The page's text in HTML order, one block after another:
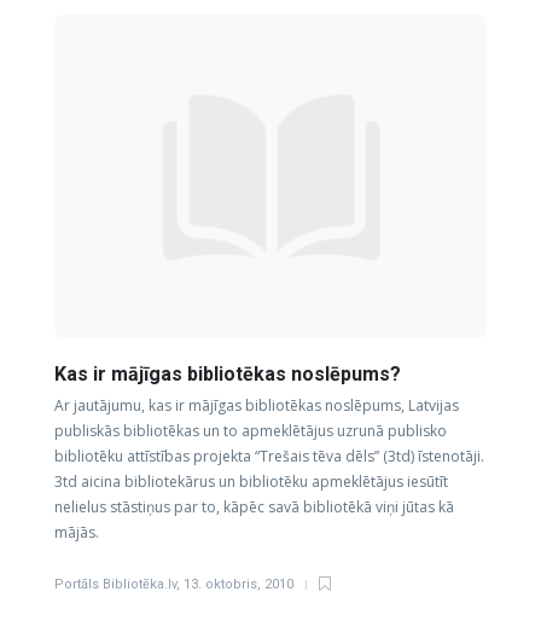
Kas ir mājīgas bibliotēkas noslēpums?
Ar jautājumu, kas ir mājīgas bibliotēkas noslēpums, Latvijas
publiskās bibliotēkas un to apmeklētājus uzrunā publisko
bibliotēku attīstības projekta “Trešais tēva dēls” (3td) īstenotāji.
3td aicina bibliotekārus un bibliotēku apmeklētājus iesūtīt
nelielus stāstiņus par to, kāpēc savā bibliotēkā viņi jūtas kā
mājās.
Portāls Bibliotēka.lv, 13. oktobris, 2010